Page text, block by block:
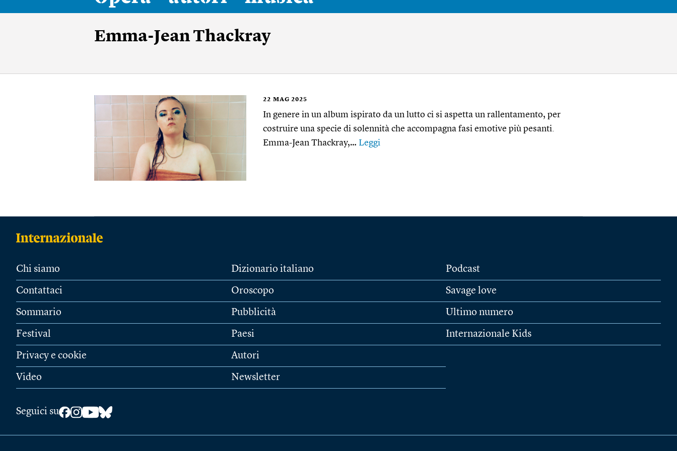
Emma-Jean Thackray
22 MAG 2025
In genere in un album ispirato da un lutto ci si aspetta un rallentamento, per
costruire una specie di solennità che accompagna fasi emotive più pesanti.
Emma-Jean Thackray,… Leggi
Chi siamo
Contattaci
Sommario
Festival
Privacy e cookie
Video
Dizionario italiano
Oroscopo
Pubblicità
Paesi
Autori
Newsletter
Podcast
Savage love
Ultimo numero
Internazionale Kids
Seguici su